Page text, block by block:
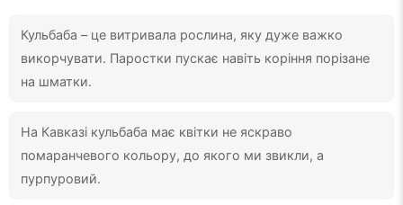
Кульбаба – це витривала рослина, яку дуже важко
викорчувати. Паростки пускає навіть коріння порізане
на шматки.
На Кавказі кульбаба має квітки не яскраво
помаранчевого кольору, до якого ми звикли, а
пурпуровий.